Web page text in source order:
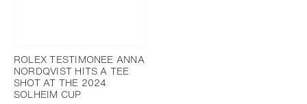
ROLEX TESTIMONEE ANNA
NORDQVIST HITS A TEE
SHOT AT THE 2024
SOLHEIM CUP